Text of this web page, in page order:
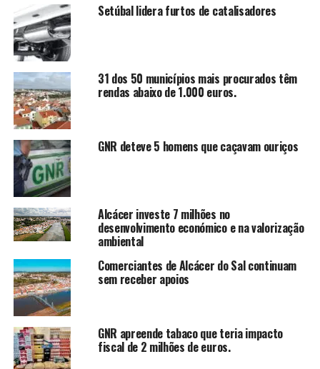
Setúbal lidera furtos de catalisadores
31 dos 50 municípios mais procurados têm
rendas abaixo de 1.000 euros.
GNR deteve 5 homens que caçavam ouriços
Alcácer investe 7 milhões no
desenvolvimento económico e na valorização
ambiental
Comerciantes de Alcácer do Sal continuam
sem receber apoios
GNR apreende tabaco que teria impacto
fiscal de 2 milhões de euros.